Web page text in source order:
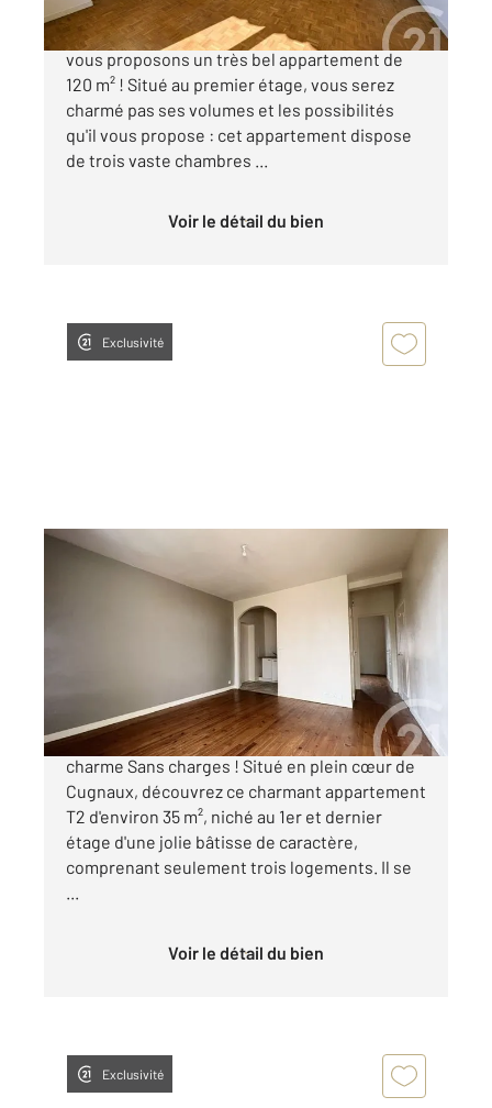
Cugnaux centre - Rare sur le secteur ! Nous
vous proposons un très bel appartement de
120 m² ! Situé au premier étage, vous serez
charmé pas ses volumes et les possibilités
qu'il vous propose : cet appartement dispose
de trois vaste chambres ...
Voir le détail du bien
Exclusivité
CUGNAUX 31
, 2 pièces
Appartement à vendre
109 000 €
Cugnaux Hyper-Centre Appartement de
charme Sans charges ! Situé en plein cœur de
Cugnaux, découvrez ce charmant appartement
T2 d'environ 35 m², niché au 1er et dernier
étage d'une jolie bâtisse de caractère,
comprenant seulement trois logements. Il se
Voir le détail du bien
Exclusivité